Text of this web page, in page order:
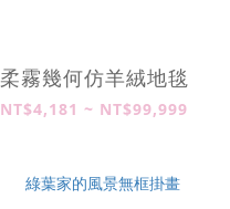
柔霧幾何仿羊絨地毯
NT$4,181 ~ NT$99,999